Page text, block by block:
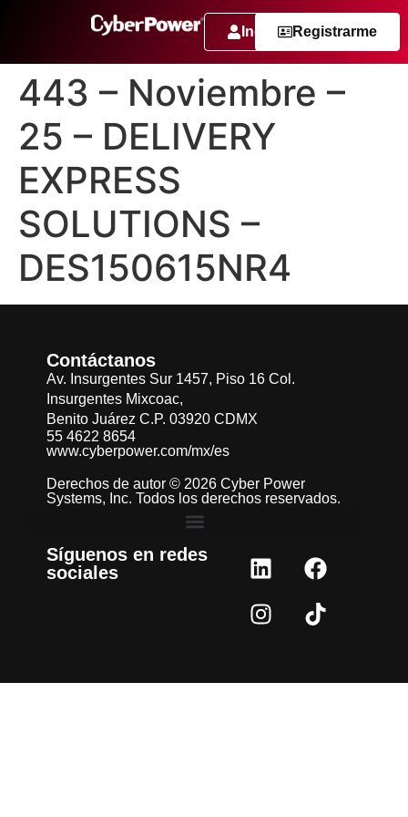
IngresarRegistrarme
443 – Noviembre –
25 – DELIVERY
EXPRESS
SOLUTIONS –
DES150615NR4
Contáctanos
Av. Insurgentes Sur 1457, Piso 16 Col.
Insurgentes Mixcoac,
Benito Juárez C.P. 03920 CDMX
55 4622 8654
www.cyberpower.com/mx/es
Derechos de autor © 2026 Cyber Power
Systems, Inc. Todos los derechos reservados.
Síguenos en redes
sociales